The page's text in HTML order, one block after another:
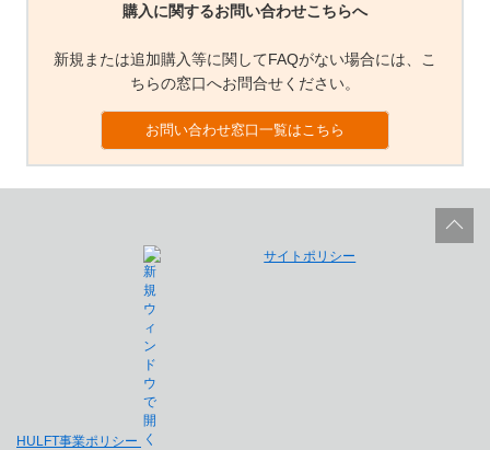
購入に関するお問い合わせこちらへ
新規または追加購入等に関してFAQがない場合には、こ
ちらの窓口へお問合せください。
お問い合わせ窓口一覧はこちら
HULFT事業ポリシー
サイトポリシー